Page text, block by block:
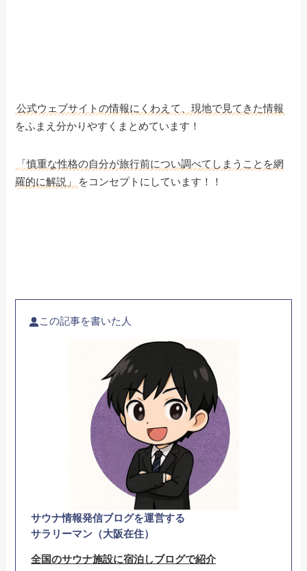
公式ウェブサイトの情報にくわえて、現地で見てきた情報
をふまえ分かりやすくまとめています！
「慎重な性格の自分が旅行前につい調べてしまうことを網
羅的に解説」
をコンセプトにしています！！
この記事を書いた人
サウナ情報発信ブログを運営する
サラリーマン（大阪在住）
全国のサウナ施設に宿泊しブログで紹介